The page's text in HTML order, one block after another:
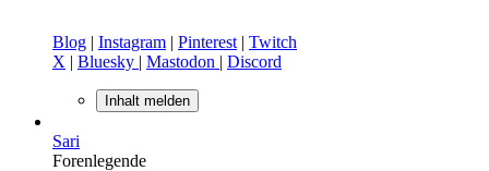
Blog | Instagram | Pinterest | Twitch
X | Bluesky | Mastodon | Discord
Inhalt melden
Sari
Forenlegende